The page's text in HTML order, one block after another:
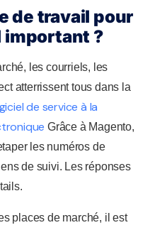
de travail pour
important ?
les courriels, les
atterrissent tous dans la
de service à la
Grâce à Magento,
les numéros de
de suivi. Les réponses
places de marché, il est